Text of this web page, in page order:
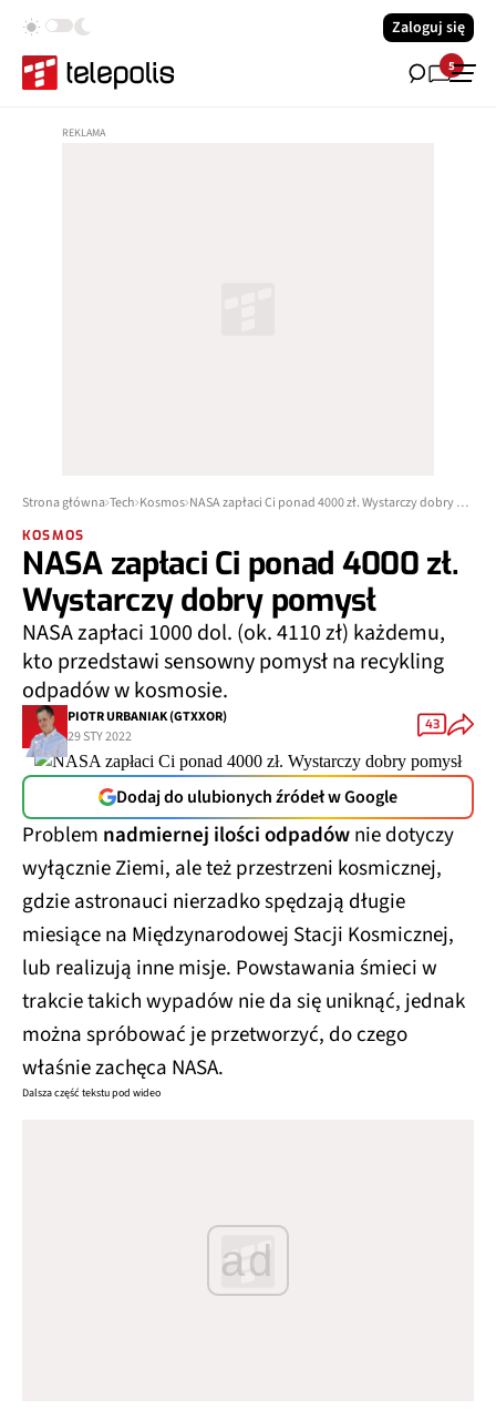
Zaloguj się
5
Strona główna Tech Kosmos NASA zapłaci Ci ponad 4000 zł. Wystarczy dobry pomysł
KOSMOS
NASA zapłaci Ci ponad 4000 zł.
Wystarczy dobry pomysł
NASA zapłaci 1000 dol. (ok. 4110 zł) każdemu,
kto przedstawi sensowny pomysł na recykling
odpadów w kosmosie.
PIOTR URBANIAK (GTXXOR)
29 STY 2022
43
Dodaj do ulubionych źródeł w Google
Problem nadmiernej ilości odpadównie dotyczy
wyłącznie Ziemi, ale też przestrzeni kosmicznej,
gdzie astronauci nierzadko spędzają długie
miesiące na Międzynarodowej Stacji Kosmicznej,
lub realizują inne misje. Powstawania śmieci w
trakcie takich wypadów nie da się uniknąć, jednak
można spróbować je przetworzyć, do czego
właśnie zachęca NASA.
Dalsza część tekstu pod wideo
ad